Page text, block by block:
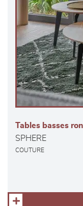
Tables basses
SPHERE
COUTURE